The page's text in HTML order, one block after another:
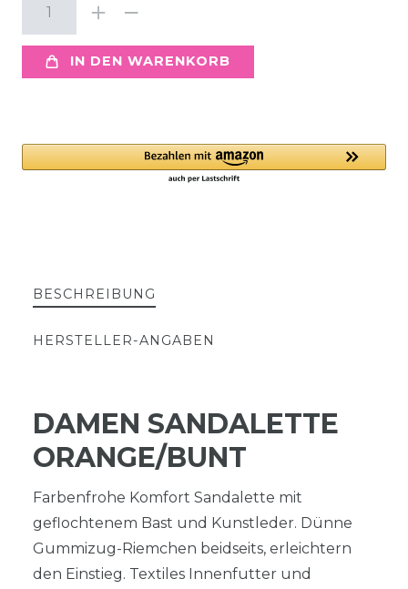
IN DEN WARENKORB
BESCHREIBUNG
HERSTELLER-ANGABEN
DAMEN SANDALETTE
ORANGE/BUNT
Farbenfrohe Komfort Sandalette mit
geflochtenem Bast und Kunstleder. Dünne
Gummizug-Riemchen beidseits, erleichtern
den Einstieg. Textiles Innenfutter und